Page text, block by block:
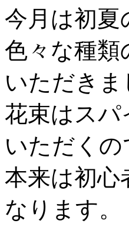
今月は初夏
色々な種類
いただきま
花束はス
いただく
本来は初心
なります。